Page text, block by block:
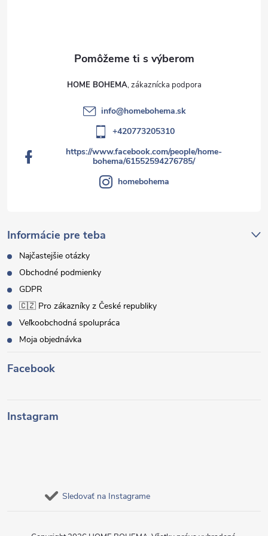
Informácie pre teba
Najčastejšie otázky
Obchodné podmienky
GDPR
🇨🇿 Pro zákazníky z České republiky
Veľkoobchodná spolupráca
Moja objednávka
HOME BOHEMA
info@homebohema.sk
+420773205310
https://www.facebook.com/people/home-
bohema/61552594276785/
homebohema
Facebook
Instagram
Sledovať na Instagrame